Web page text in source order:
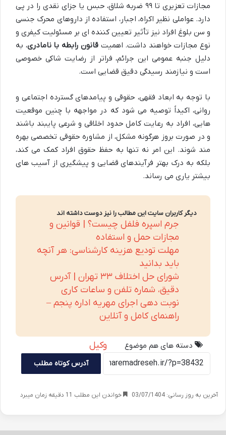
مجازات تعزیری تا ۹۹ ضربه شلاق، حبس یا جزای نقدی را در پی
دارد. عواملی نظیر اکراه، اجبار، استفاده از داروهای محرک جنسی
و سن بلوغ افراد نیز تأثیر تعیین کننده ای بر مسئولیت کیفری و
نوع مجازات خواهند داشت. اهمیت قانون رابطه با نامادری، به
دلیل جنبه عمومی این جرائم، فراتر از رضایت شاکی خصوصی
است و نیازمند رسیدگی دقیق قضایی است.
با توجه به ابعاد فقهی، حقوقی و پیامدهای گسترده اجتماعی و
روانی، اکیداً توصیه می شود که در مواجهه با چنین موقعیت
هایی، افراد به رعایت کامل حدود اخلاقی و شرعی پایبند باشند
و در صورت بروز هرگونه مشکل، از مشاوره حقوقی تخصصی بهره
مند شوند. این امر نه تنها به حفظ حقوق افراد کمک می کند،
بلکه به درک بهتر فرآیندهای قضایی و پیشگیری از آسیب های
بیشتر یاری می رساند.
دیگر کاربران سایت این مطالب را نیز دوست داشته اند
جرم اسپره فلفل چیست؟ | قوانین و
مجازات حمل و استفاده
مهلت تودیع هزینه کارشناسی: هر آنچه
باید بدانید
شورای حل اختلاف ۳۳ تهران | آدرس
دقیق، شماره تلفن و ساعات کاری
نوبت دهی اجرای مهریه اداره پنجم –
راهنمای کامل و آنلاین
دسته های هم موضوع وکیل
آدرس کوتاه مطلب
آخرین به روز رسانی: 03/07/1404 خواندن این مطلب 11 دقیقه زمان میبرد